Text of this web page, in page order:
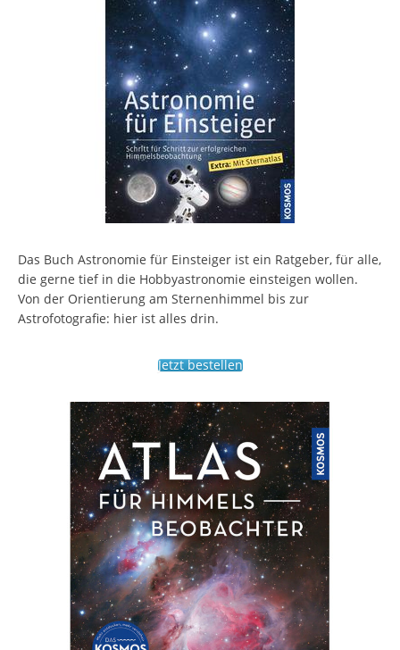
Das Buch Astronomie für Einsteiger ist ein Ratgeber, für alle,
die gerne tief in die Hobbyastronomie einsteigen wollen.
Von der Orientierung am Sternenhimmel bis zur
Astrofotografie: hier ist alles drin.
Jetzt bestellen